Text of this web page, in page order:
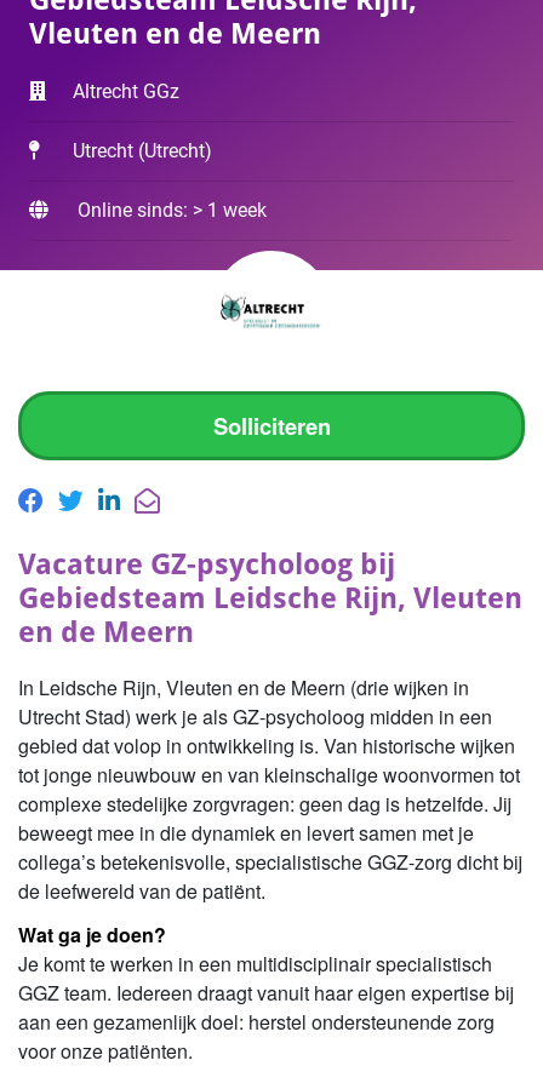
Vleuten en de Meern
Altrecht GGz
Utrecht (Utrecht)
Online sinds: > 1 week
Solliciteren
Vacature GZ-psycholoog bij
Gebiedsteam Leidsche Rijn, Vleuten
en de Meern
In Leidsche Rijn, Vleuten en de Meern (drie wijken in
Utrecht Stad) werk je als GZ-psycholoog midden in een
gebied dat volop in ontwikkeling is. Van historische wijken
tot jonge nieuwbouw en van kleinschalige woonvormen tot
complexe stedelijke zorgvragen: geen dag is hetzelfde. Jij
beweegt mee in die dynamiek en levert samen met je
collega’s betekenisvolle, specialistische GGZ-zorg dicht bij
de leefwereld van de patiënt.
Wat ga je doen?
Je komt te werken in een multidisciplinair specialistisch
GGZ team. Iedereen draagt vanuit haar eigen expertise bij
aan een gezamenlijk doel: herstel ondersteunende zorg
voor onze patiënten.